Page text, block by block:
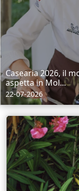
Casearia 2026, il
aspetta in Mol...
22-07-2026